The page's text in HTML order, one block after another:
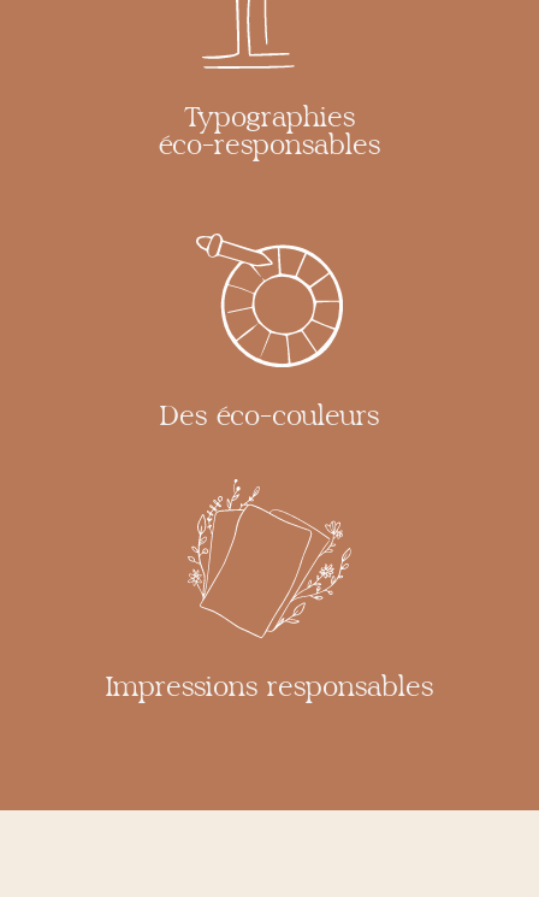
Typographies
éco-responsables
Des éco-couleurs
Impressions responsables